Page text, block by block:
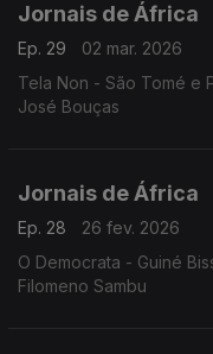
Jornais de África
Ep. 29
02 mar. 2026
Tela Non - São Tomé e
José Bouças
Jornais de África
Ep. 28
26 fev. 2026
O Democrata - Guiné
Filomeno Sambu